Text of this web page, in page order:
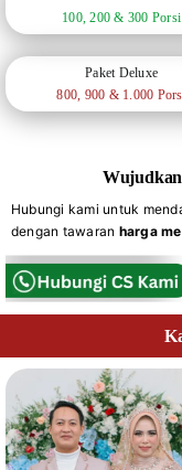
100, 200 & 300 Porsi
Paket Deluxe
800, 900 & 1.000
Hubungi kami untuk
dengan tawaran harga